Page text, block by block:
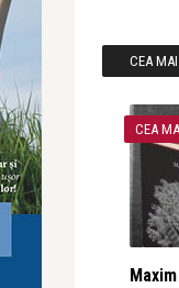
CEA
CEA